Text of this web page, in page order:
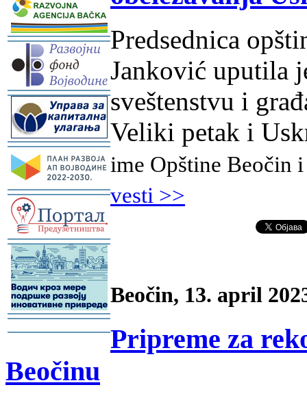
-
-
-
-
-
-
Predsednica
Janković uputila
sveštenstvu i
Veliki petak i
ime Opštine Beočin
vesti >>
Beočin, 13. april
Pripreme za
Beočinu